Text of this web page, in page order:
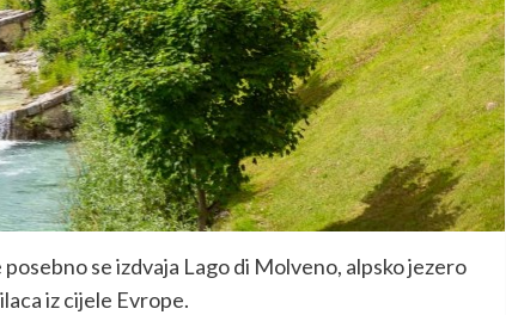
se izdvaja Lago di Molveno, alpsko jezero
iz cijele Evrope.